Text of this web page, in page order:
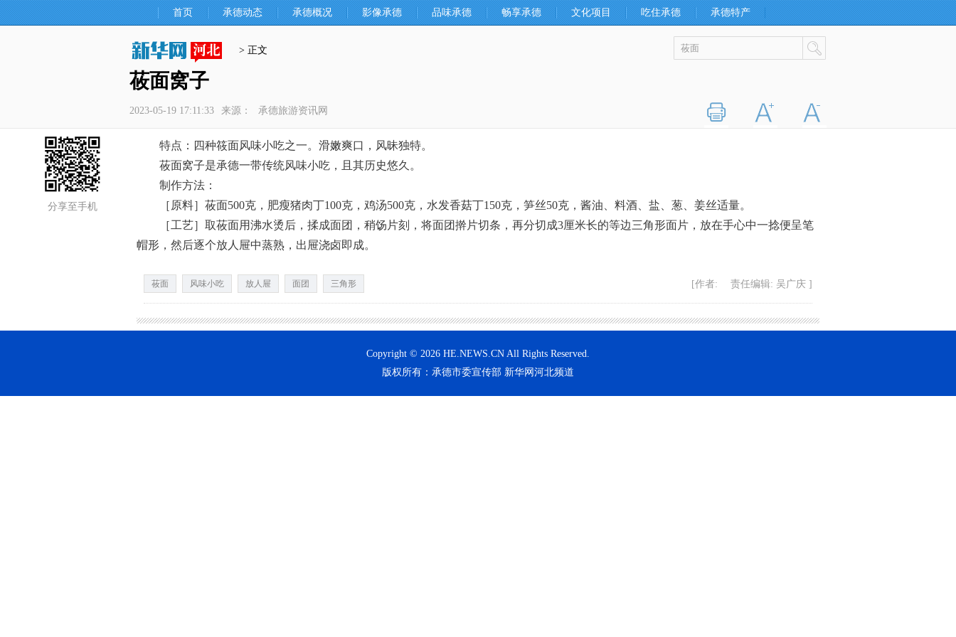
首页 承德动态 承德概况 影像承德 品味承德 畅享承德 文化项目 吃住承德 承德特产
> 正文
莜面窝子
2023-05-19 17:11:33 来源： 承德旅游资讯网
分享至手机
特点：四种筱面风味小吃之一。滑嫩爽口，风昧独特。
莜面窝子是承德一带传统风味小吃，且其历史悠久。
制作方法：
［原料］莜面500克，肥瘦猪肉丁100克，鸡汤500克，水发香菇丁150克，笋丝50克，酱油、料酒、盐、葱、姜丝适量。
［工艺］取莜面用沸水烫后，揉成面团，稍饧片刻，将面团擀片切条，再分切成3厘米长的等边三角形面片，放在手心中一捻便呈笔
帽形，然后逐个放人屉中蒸熟，出屉浇卤即成。
莜面 风味小吃 放人屉 面团 三角形 [作者: 责任编辑: 吴广庆 ]
Copyright © 2026 HE.NEWS.CN All Rights Reserved.
版权所有：承德市委宣传部 新华网河北频道